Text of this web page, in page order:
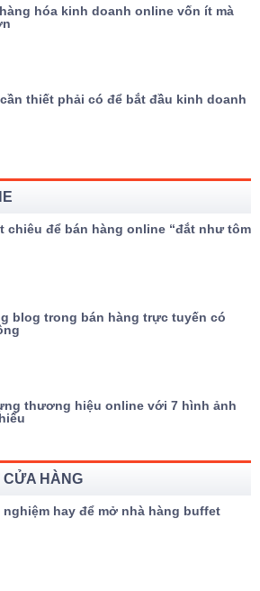
hóa kinh doanh online vốn ít mà
thiết phải có để bắt đầu kinh doanh
chiêu để bán hàng online “đắt như tôm
blog trong bán hàng trực tuyến có
thương hiệu online với 7 hình ảnh
CỬA HÀNG
hay để mở nhà hàng buffet